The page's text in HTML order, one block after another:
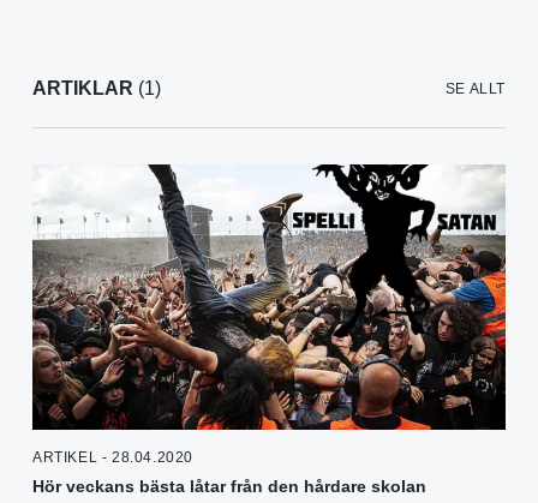
ARTIKLAR (1) SE ALLT
ARTIKEL - 28.04.2020
Hör veckans bästa låtar från den hårdare skolan